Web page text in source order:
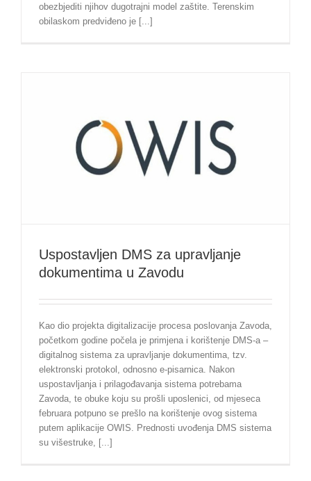
obezbjediti njihov dugotrajni model zaštite. Terenskim
obilaskom predviđeno je [...]
Uspostavljen DMS za upravljanje
dokumentima u Zavodu
Kao dio projekta digitalizacije procesa poslovanja Zavoda,
početkom godine počela je primjena i korištenje DMS-a –
digitalnog sistema za upravljanje dokumentima, tzv.
elektronski protokol, odnosno e-pisarnica. Nakon
uspostavljanja i prilagođavanja sistema potrebama
Zavoda, te obuke koju su prošli uposlenici, od mjeseca
februara potpuno se prešlo na korištenje ovog sistema
putem aplikacije OWIS. Prednosti uvođenja DMS sistema
su višestruke, [...]